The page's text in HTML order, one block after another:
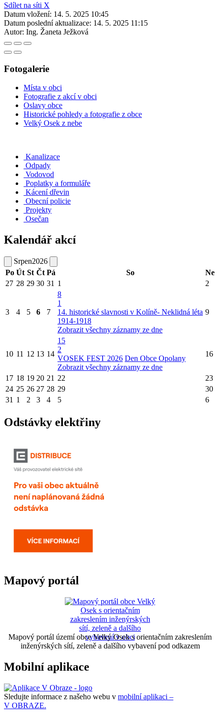
Sdílet na síti X
Datum vložení: 14. 5. 2025 10:45
Datum poslední aktualizace: 14. 5. 2025 11:15
Autor: Ing. Žaneta Ježková
Fotogalerie
Místa v obci
Fotografie z akcí v obci
Oslavy obce
Historické pohledy a fotografie z obce
Velký Osek z nebe
Kanalizace
Odpady
Vodovod
Poplatky a formuláře
Kácení dřevin
Obecní policie
Projekty
Osečan
Kalendář akcí
Srpen2026
Po Út St Čt Pá So
Ne
27 28 29 30 31 1 2
3 4 5 6 7
8
1
14. historické slavnosti v Kolíně- Neklidná léta
1914-1918
Zobrazit všechny záznamy ze dne
9
10 11 12 13 14
15
2
VOSEK FEST 2026 Den Obce Opolany
Zobrazit všechny záznamy ze dne
16
17 18 19 20 21 22
23
24 25 26 27 28 29
30
31 1 2 3 4 5 6
Odstávky elektřiny
Mapový portál
Mapový portál území obce Velký Osek s orientačním zakreslením
inženýrských sítí, zeleně a dalšího vybavení pod odkazem
Mobilní aplikace
Sledujte informace z našeho webu v mobilní aplikaci –
V OBRAZE.